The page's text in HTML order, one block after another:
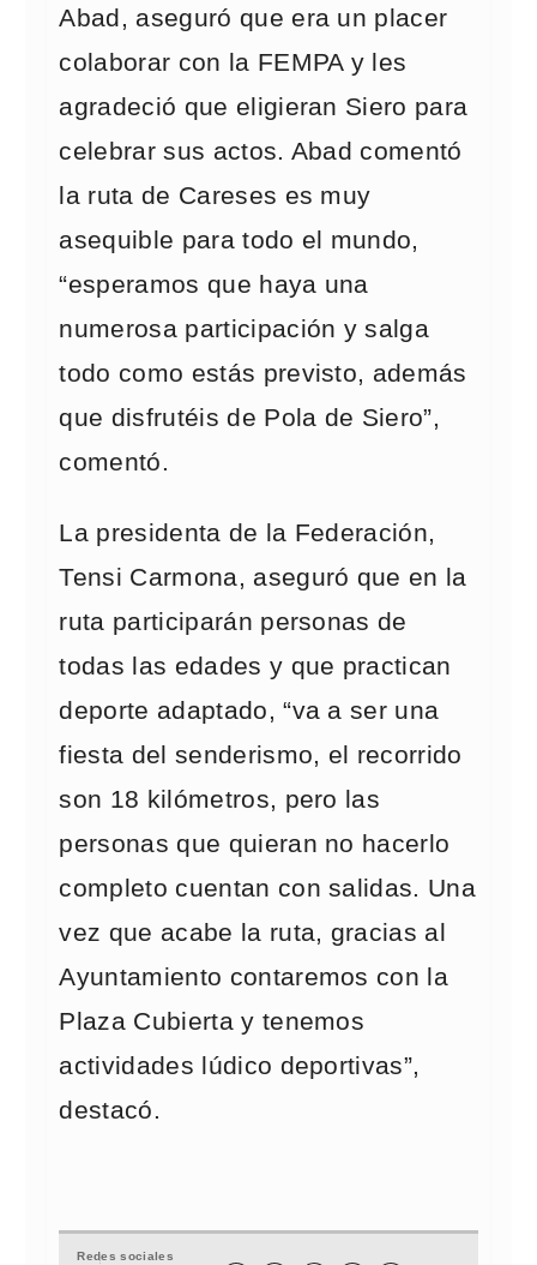
Abad, aseguró que era un placer
colaborar con la FEMPA y les
agradeció que eligieran Siero para
celebrar sus actos. Abad comentó
la ruta de Careses es muy
asequible para todo el mundo,
“esperamos que haya una
numerosa participación y salga
todo como estás previsto, además
que disfrutéis de Pola de Siero”,
comentó.
La presidenta de la Federación,
Tensi Carmona, aseguró que en la
ruta participarán personas de
todas las edades y que practican
deporte adaptado, “va a ser una
fiesta del senderismo, el recorrido
son 18 kilómetros, pero las
personas que quieran no hacerlo
completo cuentan con salidas. Una
vez que acabe la ruta, gracias al
Ayuntamiento contaremos con la
Plaza Cubierta y tenemos
actividades lúdico deportivas”,
destacó.
Redes sociales